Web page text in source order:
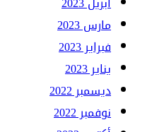
مارس 2023
فبراير 2023
يناير 2023
ديسمبر 2022
نوفمبر 2022